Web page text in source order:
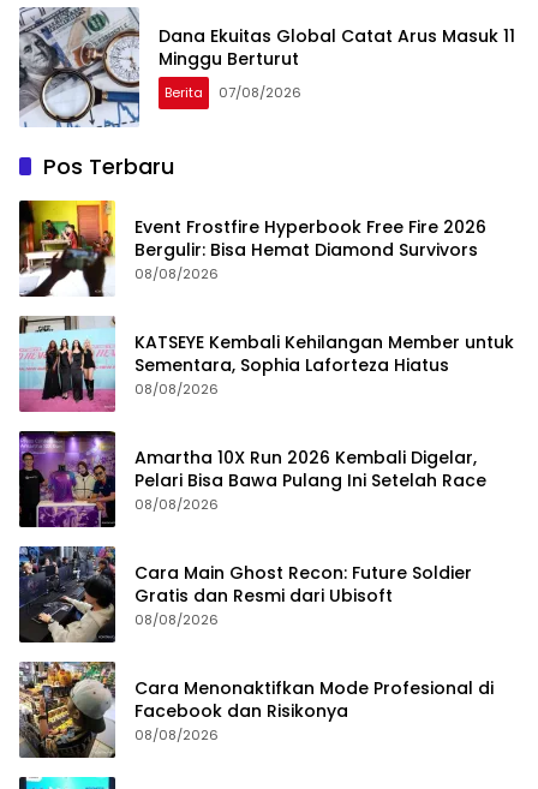
Dana Ekuitas Global Catat Arus Masuk 11
Minggu Berturut
Berita 07/08/2026
Pos Terbaru
Event Frostfire Hyperbook Free Fire 2026
Bergulir: Bisa Hemat Diamond Survivors
08/08/2026
KATSEYE Kembali Kehilangan Member untuk
Sementara, Sophia Laforteza Hiatus
08/08/2026
Amartha 10X Run 2026 Kembali Digelar,
Pelari Bisa Bawa Pulang Ini Setelah Race
08/08/2026
Cara Main Ghost Recon: Future Soldier
Gratis dan Resmi dari Ubisoft
08/08/2026
Cara Menonaktifkan Mode Profesional di
Facebook dan Risikonya
08/08/2026